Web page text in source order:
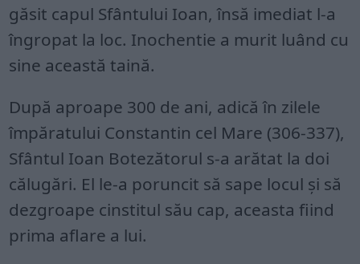
găsit capul Sfântului Ioan, însă imediat l-a
îngropat la loc. Inochentie a murit luând cu
sine această taină.
După aproape 300 de ani, adică în zilele
împăratului Constantin cel Mare (306-337),
Sfântul Ioan Botezătorul s-a arătat la doi
călugări. El le-a poruncit să sape locul şi să
dezgroape cinstitul său cap, aceasta fiind
prima aflare a lui.